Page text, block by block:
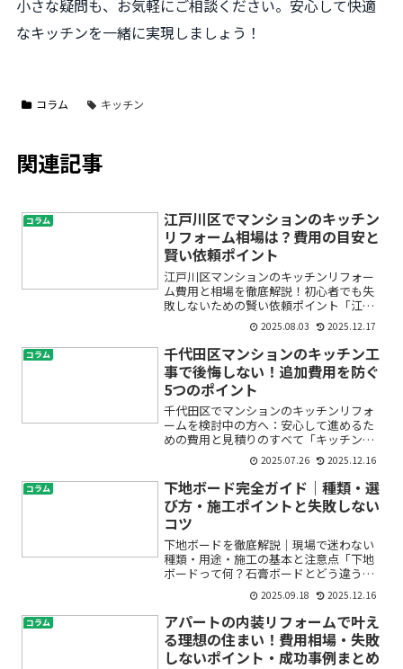
小さな疑問も、お気軽にご相談ください。安心して快適
なキッチンを一緒に実現しましょう！
コラム キッチン
関連記事
コラム
江戸川区でマンションのキッチン
リフォーム相場は？費用の目安と
賢い依頼ポイント
江戸川区マンションのキッチンリフォー
ム費用と相場を徹底解説！初心者でも失
敗しないための賢い依頼ポイント「江戸
川区でマンションのキッチンリフォーム
を考え始めたけど、一体いくらかかる
の？」「費用の相場や見積もりの注意点
が知りたい」「業者に騙され...
2025.08.03 2025.12.17
コラム
千代田区マンションのキッチン工
事で後悔しない！追加費用を防ぐ
5つのポイント
千代田区でマンションのキッチンリフォ
ームを検討中の方へ：安心して進めるた
めの費用と見積りのすべて「キッチンを
もっと使いやすくしたい」「古くなった
設備を新しくしたい」――そんな思いで
千代田区のマンションでキッチンリフォ
ームを検討している方は多...
2025.07.26 2025.12.16
コラム
下地ボード完全ガイド｜種類・選
び方・施工ポイントと失敗しない
コツ
下地ボードを徹底解説｜現場で迷わない
種類・用途・施工の基本と注意点「下地
ボードって何？石膏ボードとどう違う
の？どれを使えば正解？」——内装の世
界では当たり前に飛び交う言葉ですが、
初めてだと戸惑いますよね。本記事は、
現場で職人が日常的に使う「...
2025.09.18 2025.12.16
コラム
アパートの内装リフォームで叶え
る理想の住まい！費用相場・失敗
しないポイント・成功事例まとめ